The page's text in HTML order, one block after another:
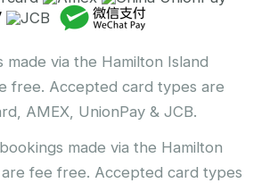
made via the Hamilton Island
free. Accepted card types are
AMEX, UnionPay & JCB.
made via the Hamilton
fee free. Accepted card types